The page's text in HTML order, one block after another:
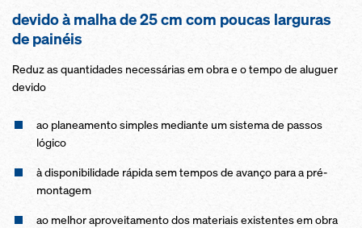
devido à malha de 25 cm com poucas larguras
de painéis
Reduz as quantidades necessárias em obra e o tempo de aluguer
devido
ao planeamento simples mediante um sistema de passos
lógico
à disponibilidade rápida sem tempos de avanço para a pré-
montagem
ao melhor aproveitamento dos materiais existentes em obra